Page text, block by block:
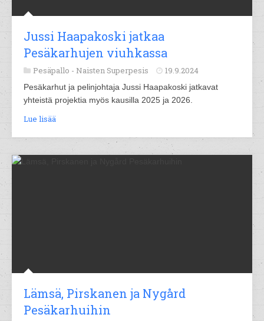
Jussi Haapakoski jatkaa
Pesäkarhujen viuhkassa
Pesäpallo - Naisten Superpesis 19.9.2024
Pesäkarhut ja pelinjohtaja Jussi Haapakoski jatkavat
yhteistä projektia myös kausilla 2025 ja 2026.
Lue lisää
Lämsä, Pirskanen ja Nygård
Pesäkarhuihin